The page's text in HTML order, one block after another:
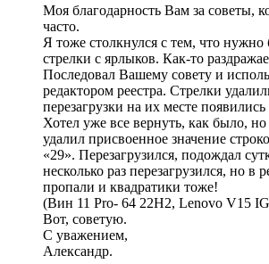
Моя благодарность Вам за советы,
часто.
Я тоже столкнулся с тем, что нужно
стрелки с ярлыков. Как-то
Последовал Вашему совету и
редактором реестра. Стрелки
перезагрузки на их месте
Хотел уже все вернуть, как было, но
удалил присвоенное значение
«29». Перезагрузился, подождал
несколько раз перезагрузился, но в
пропали и квадратики тоже!
(Вин 11 Pro- 64 22H2, Lenovo V15
Вот, советую.
С уважением,
Александр.